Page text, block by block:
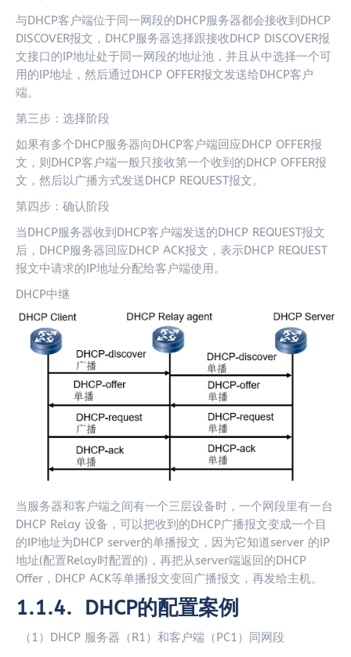
与DHCP客户端位于同一网段的DHCP服务器都会接收到DHCP
DISCOVER报文，DHCP服务器选择跟接收DHCP DISCOVER报
文接口的IP地址处于同一网段的地址池，并且从中选择一个可
用的IP地址，然后通过DHCP OFFER报文发送给DHCP客户
端。
第三步：选择阶段
如果有多个DHCP服务器向DHCP客户端回应DHCP OFFER报
文，则DHCP客户端一般只接收第一个收到的DHCP OFFER报
文，然后以广播方式发送DHCP REQUEST报文。
第四步：确认阶段
当DHCP服务器收到DHCP客户端发送的DHCP REQUEST报文
后，DHCP服务器回应DHCP ACK报文，表示DHCP REQUEST
报文中请求的IP地址分配给客户端使用。
DHCP中继
当服务器和客户端之间有一个三层设备时，一个网段里有一台
DHCP Relay 设备，可以把收到的DHCP广播报文变成一个目
的IP地址为DHCP server的单播报文，因为它知道server 的IP
地址(配置Relay时配置的)，再把从server端返回的DHCP
Offer，DHCP ACK等单播报文变回广播报文，再发给主机。
1.1.4. DHCP的配置案例
（1）DHCP 服务器（R1）和客户端（PC1）同网段